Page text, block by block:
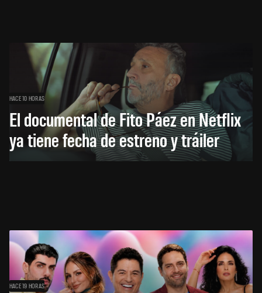
HACE 10 HORAS
El documental de Fito Páez en Netflix
ya tiene fecha de estreno y tráiler
HACE 19 HORAS